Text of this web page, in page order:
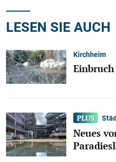
LESEN SIE AUCH
Kirchheim
Neues